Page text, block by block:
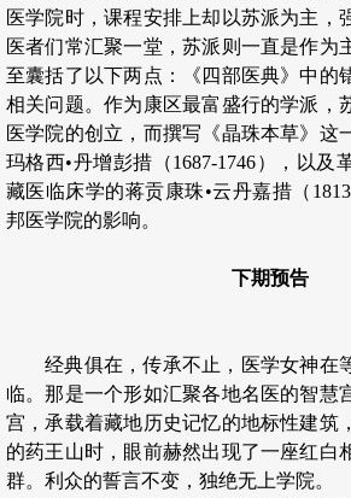
医学院时，课程安排上却以苏派为主，
医者们常汇聚一堂，苏派则一直是作为
至囊括了以下两点：《四部医典》中的
相关问题。作为康区最富盛行的学派，
医学院的创立，而撰写《晶珠本草》这
玛格西•丹增彭措（1687-1746），以及
藏医临床学的蒋贡康珠•云丹嘉措（
邦医学院的影响。
下期预告
经典俱在，传承不止，医学女神在
临。那是一个形如汇聚各地名医的智慧
宫，承载着藏地历史记忆的地标性建筑
的药王山时，眼前赫然出现了一座红白
群。利众的誓言不变，独绝无上学院。